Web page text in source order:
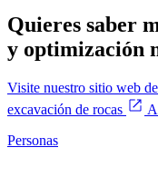
Quieres saber
y optimización
Visite nuestro sitio web
excavación de rocas
Personas